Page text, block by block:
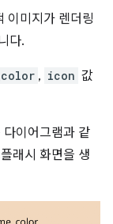
이미지가 렌더링
다.
, icon 값
이어그램과 같
래시 화면을 생